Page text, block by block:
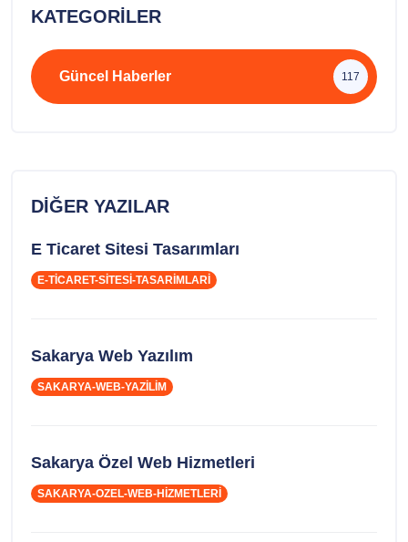
KATEGORILER
Güncel Haberler 117
DIĞER YAZILAR
E Ticaret Sitesi Tasarımları
E-TICARET-SITESI-TASARIMLARI
Sakarya Web Yazılım
SAKARYA-WEB-YAZILIM
Sakarya Özel Web Hizmetleri
SAKARYA-OZEL-WEB-HIZMETLERI